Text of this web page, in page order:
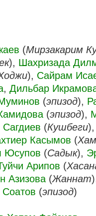
(Мирзакарим
), Шахризада
), Сайрам
, Дильбар
(эпизод),
(эпизод),
Сагдиев (Кушбеги
Касымов (
Юсупов (Садык),
Арипов (
Азизова (Жаннат
(эпизод)